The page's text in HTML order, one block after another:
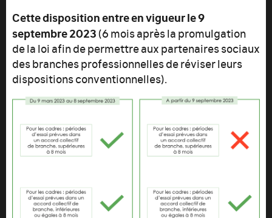
Cette disposition entre en vigueur le 9
septembre 2023(6 mois après la promulgation
de la loi afin de permettre aux partenaires sociaux
des branches professionnelles de réviser leurs
dispositions conventionnelles).